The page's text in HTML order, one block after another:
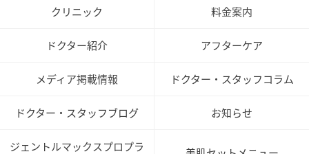
クリニック 料金案内
ドクター紹介 アフターケア
メディア掲載情報 ドクター・スタッフコラム
ドクター・スタッフブログ お知らせ
ジェントルマックスプロプラ